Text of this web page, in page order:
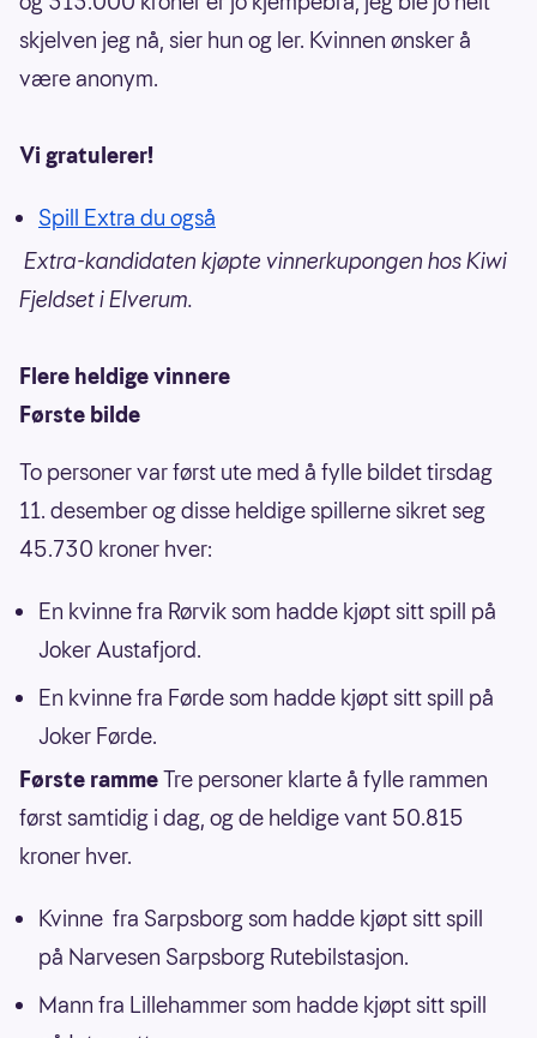
skjelven jeg nå, sier hun og ler. Kvinnen ønsker å
være anonym.
Vi gratulerer!
Spill Extra du også
Extra-kandidaten kjøpte vinnerkupongen hos Kiwi
Fjeldset i Elverum.
Flere heldige vinnere
Første bilde
To personer var først ute med å fylle bildet tirsdag
11. desember og disse heldige spillerne sikret seg
45.730 kroner hver:
En kvinne fra Rørvik som hadde kjøpt sitt spill på
Joker Austafjord.
En kvinne fra Førde som hadde kjøpt sitt spill på
Joker Førde.
Første rammeTre personer klarte å fylle rammen
først samtidig i dag, og de heldige vant 50.815
kroner hver.
Kvinne fra Sarpsborg som hadde kjøpt sitt spill
på Narvesen Sarpsborg Rutebilstasjon.
Mann fra Lillehammer som hadde kjøpt sitt spill